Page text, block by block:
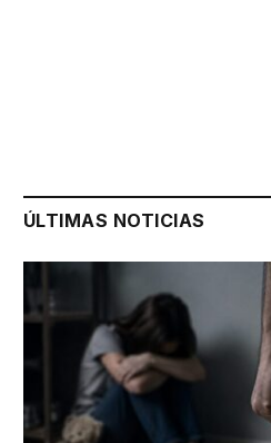
ÚLTIMAS NOTICIAS